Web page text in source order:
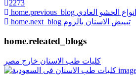
2273
home.previous_blog انواع الحشو العادي
home.next_blog تبييض الاسنان بالزوم
home.releated_blogs
كليات طب الاسنان خارج مصر